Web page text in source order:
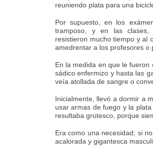
reuniendo plata para una
Por supuesto, en los
tramposo, y en las
resistieron mucho tiempo y al
amedrentar a los profesores o
En la medida en que le
sádico enfermizo y hasta las
veía atollada de sangre o
Inicialmente, llevó a dormir a
usar armas de fuego y la
resultaba grotesco, porque
Era como una necesidad; si
acalorada y gigantesca